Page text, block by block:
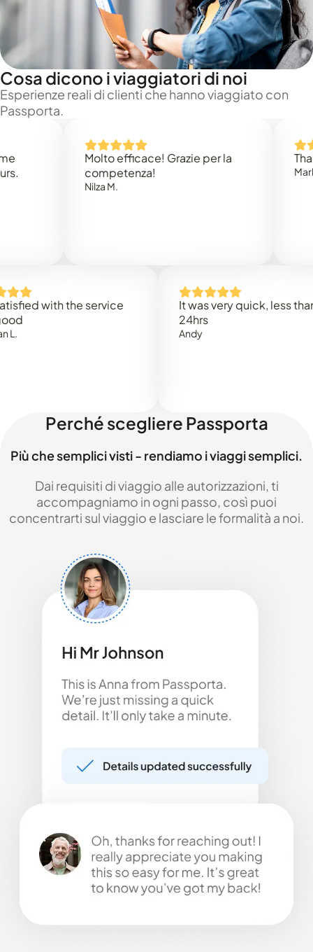
Cosa dicono i viaggiatori di noi
Esperienze reali di clienti che hanno viaggiato con
Passporta.
Molto efficace! Grazie per la
competenza!
Nilza M.
Thank
Mark N.
with the service
It was very quick, less than
Perché scegliere Passporta
Più che semplici visti - rendiamo i viaggi semplici.
Dai requisiti di viaggio alle autorizzazioni, ti
accompagniamo in ogni passo, così puoi
concentrarti sul viaggio e lasciare le formalità a noi.